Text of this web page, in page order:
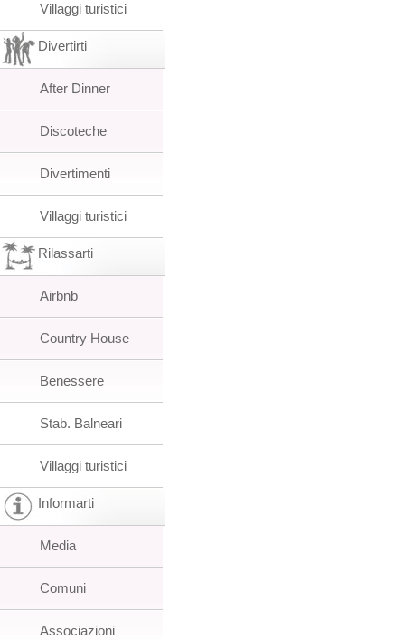
Villaggi turistici
Divertirti
After Dinner
Discoteche
Divertimenti
Villaggi turistici
Rilassarti
Airbnb
Country House
Benessere
Stab. Balneari
Villaggi turistici
Informarti
Media
Comuni
Associazioni